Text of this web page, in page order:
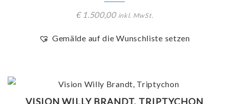
€1.500,00 inkl. MwSt.
Gemälde auf die Wunschliste setzen
VISION WILLY BRANDT, TRIPTYCHON